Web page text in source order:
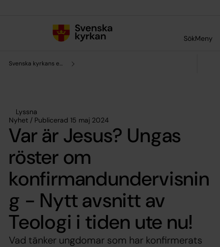
SökMeny
Svenska kyrkans enhet för forskning och analys
Lyssna
Nyhet / Publicerad 15 maj 2024
Var är Jesus? Ungas
röster om
konfirmandundervisnin
g - Nytt avsnitt av
Teologi i tiden ute nu!
Vad tänker ungdomar som har konfirmerats